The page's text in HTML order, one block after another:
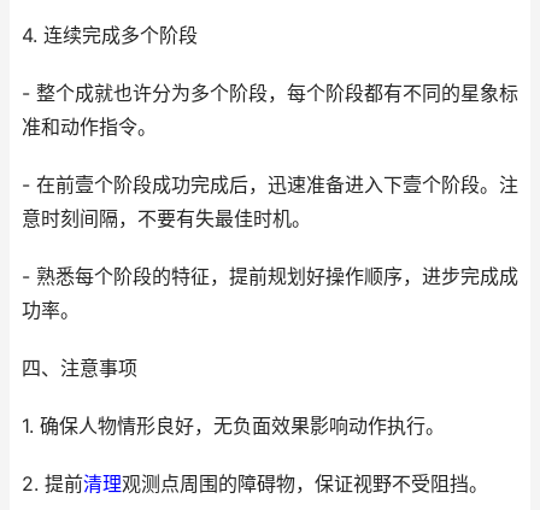
4. 连续完成多个阶段
- 整个成就也许分为多个阶段，每个阶段都有不同的星象标
准和动作指令。
- 在前壹个阶段成功完成后，迅速准备进入下壹个阶段。注
意时刻间隔，不要有失最佳时机。
- 熟悉每个阶段的特征，提前规划好操作顺序，进步完成成
功率。
四、注意事项
1. 确保人物情形良好，无负面效果影响动作执行。
2. 提前清理观测点周围的障碍物，保证视野不受阻挡。